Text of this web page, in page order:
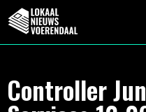
Controller